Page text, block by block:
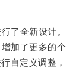
了全新设计。
加了更多的个
自定义调整，